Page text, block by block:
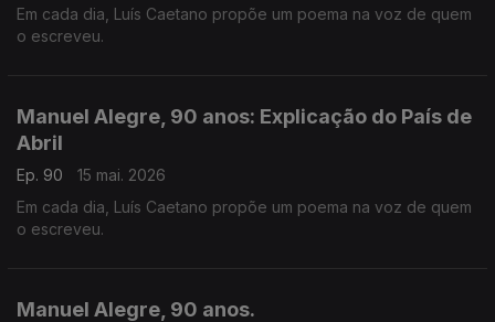
Em cada dia, Luís Caetano propõe um poema na voz de quem
o escreveu.
Manuel Alegre, 90 anos: Explicação do País de
Abril
Ep. 90
15 mai. 2026
Em cada dia, Luís Caetano propõe um poema na voz de quem
o escreveu.
Manuel Alegre, 90 anos.